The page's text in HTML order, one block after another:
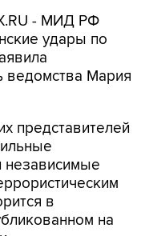
речь идет об
ночь на 9
попал жилой
мальчиков
об ударе БПЛА
где в
домам и
13 человек